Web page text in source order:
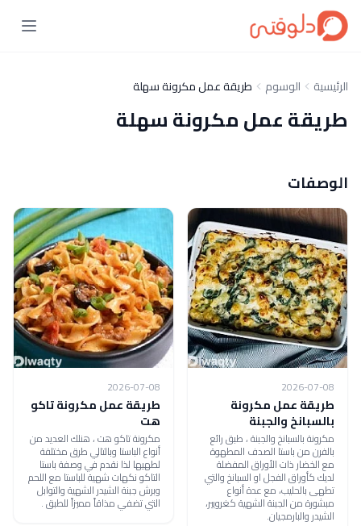
الرئيسية الوسوم طريقة عمل مكرونة سهلة
طريقة عمل مكرونة سهلة
الوصفات
2026-07-08
طريقة عمل مكرونة
بالسبانخ والجبنة
مكرونة بالسبانخ والجبنة ، طبق رائع
بالفرن من باستا الصدف المطهوة
مع الخضار ذات الأوراق المفضلة
لديك كأوراق الفجل او السبانخ والتي
تطهى بالحليب، مع عدة أنواع
مبشورة من الجبنة الشهية كغرويير،
الشيدر والبارمجيان.
2026-07-08
طريقة عمل مكرونة تاكو
هت
مكرونة تاكو هت ، هنلك العديد من
أنواع الباستا وبالتالي طرق مختلفة
لطهيها لذا نقدم في وصفة باستا
التاكو نكهات شهية للباستا مع اللحم
وبرش جبنة الشيدر الشهية والتوابل
التي تضفي مذاقاً مميزاً للطبق .